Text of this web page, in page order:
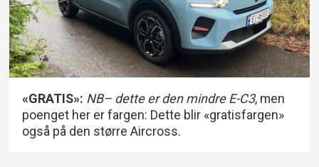
«GRATIS»: NB– dette er den mindre E-C3, men
poenget her er fargen: Dette blir «gratisfargen»
også på den større Aircross.